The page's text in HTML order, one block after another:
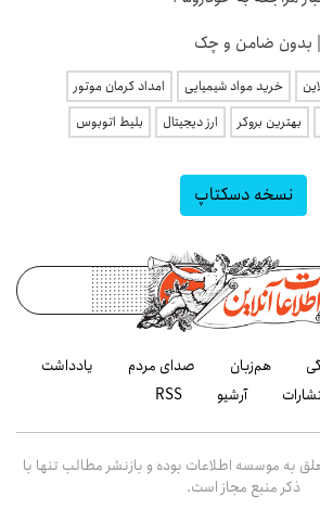
خرید مواد شیمیایی
امداد کرمان موتور
بهترین بروکر ارز دیجیتال بلیط اتوبوس
نسخه دسکتاپ
هم‌زبان صدای مردم
یادداشت
آرشیو RSS
به موسسه اطلاعات بوده و بازنشر مطالب تنها با
ذکر منبع مجاز است.